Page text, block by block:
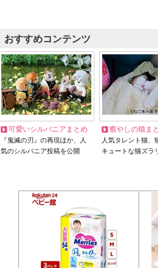
おすすめコンテンツ
可愛いシルバニアまとめ
『鬼滅の刃』の再現ほか、人
気のシルバニア投稿を公開
癒やしの猫ま
人気タレント猫
キュートな猫ズラ